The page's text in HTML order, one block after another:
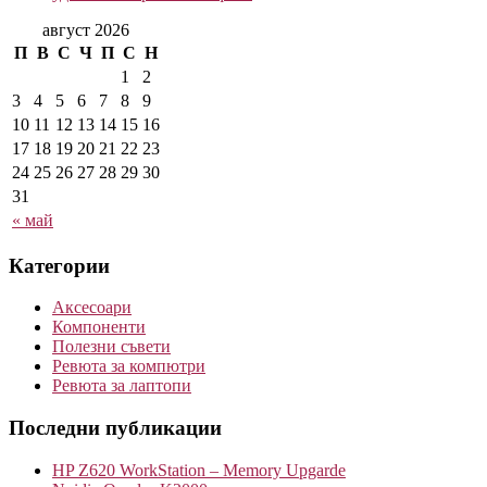
август 2026
П В С Ч П С Н
« май
1
2
3
4 5 6 7 8
9
10 11 12 13 14 15 16
17 18 19 20 21 22 23
24 25 26 27 28 29 30
31
Категории
Аксесоари
Компоненти
Полезни съвети
Ревюта за компютри
Ревюта за лаптопи
Последни публикации
HP Z620 WorkStation – Memory Upgarde